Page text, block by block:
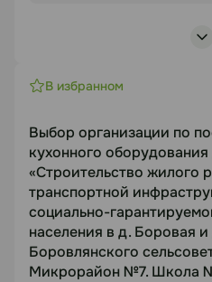
социально-
Боровлянского
Предмет торгов
МАФ для школы 7.42 НБ
Срок подачи
01.09.2026
Документация
Выбор организации по
кухонного оборудования
«Строительство жилого
транспортной
социально-
населения в д. Боровая
Боровлянского
Микрорайон №7. Школа
В избранном